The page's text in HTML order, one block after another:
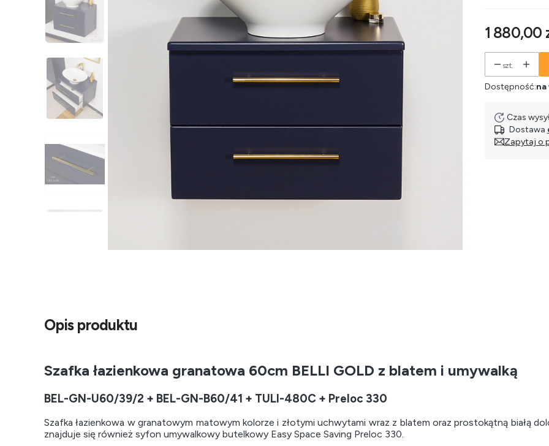
Cena
1 880,00
szt.
Dostępność:
Czas
Dostawa
Zapytaj o
Opis produktu
Szafka łazienkowa granatowa 60cm BELLI GOLD z blatem i umywalką
BEL-GN-U60/39/2 + BEL-GN-B60/41 + TULI-480C + Preloc 330
Szafka łazienkowa w granatowym matowym kolorze i złotymi uchwytami wraz z blatem oraz prostokątną białą
znajduje się również syfon umywalkowy butelkowy Easy Space Saving Preloc 330.